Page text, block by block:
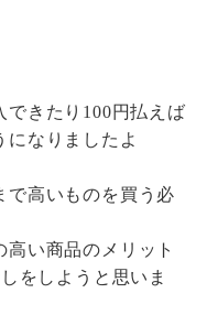
できたり100円払えば
になりましたよ
で高いものを買う必
い商品のメリット
をしようと思いま